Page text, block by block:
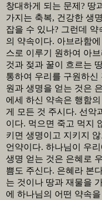
창대하게 되는 문제 ? 땅
가지는 축복, 건강한 생명
잡을 수 있나? 그런데 약
의 약속이다. 아브라함
스로 이루기 원하여 아
것과 젖과 꿀이 흐르는
통하여 우리를 구원하
원과 생명을 얻는 것은
에세 하신 약속은 행함
게 모든 것 주시다. 선악
이다. 먹으면 죽고 먹지
키면 생명이고 지키지
언약이다. 하나님이 우
생명 얻는 것은 은혜로
쁨도 주신다. 은혜라 본
는 것이나 땅과 재물을
에 하나님의 어떤 약속